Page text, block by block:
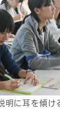
明に耳を傾け